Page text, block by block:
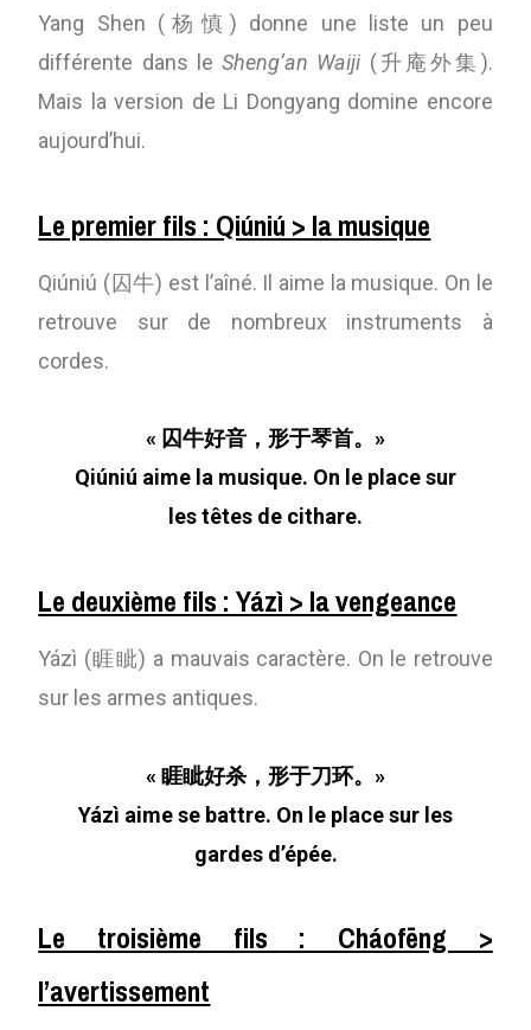
Yang Shen (杨慎) donne une liste un peu
différente dans leSheng’an Waiji (升庵外集).
Mais la version de Li Dongyang domine encore
aujourd’hui.
Le premier fils : Qiúniú > la musique
Qiúniú (囚牛) est l’aîné. Il aime la musique. On le
retrouve sur de nombreux instruments à
cordes.
« 囚牛好音，形于琴首。»
Qiúniú aime la musique. On le place sur
les têtes de cithare.
Le deuxième fils : Yázì > la vengeance
Yázì (睚眦) a mauvais caractère. On le retrouve
sur les armes antiques.
« 睚眦好杀，形于刀环。»
Yázì aime se battre. On le place sur les
gardes d’épée.
Le troisième fils : Cháofēng >
l’avertissement